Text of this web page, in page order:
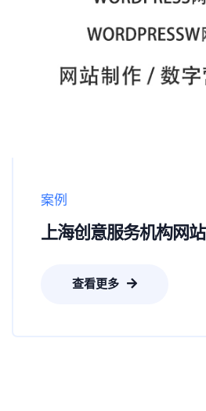
案例
上海创意服务机构网站
查看更多